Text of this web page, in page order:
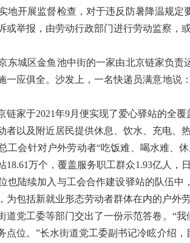
地开展监督检查，对于违反防暑降温规
或举报，由劳动行政部门进行劳动监察，
城区金鱼池中街的一家由北京链家负责
一应俱全。沙发上，一名快递员满意地说
于2021年9月便实现了爱心驿站的全覆
者以及附近居民提供休息、饮水、充电、
会针对户外劳动者“吃饭难、喝水难、休
18.61万个，覆盖服务职工群众1.93亿人，
陆续加入与工会合作建设驿站的队伍中
为包括新就业形态劳动者群体在内的户外
工委等部门交出了一份示范答卷。“我
点位。”长水街道党工委副书记冷眩介绍